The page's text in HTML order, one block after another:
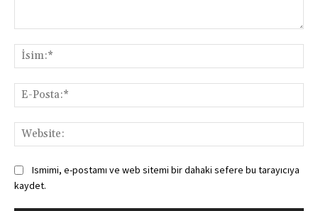
Ismimi, e-postamı ve web sitemi bir dahaki sefere bu tarayıcıya
kaydet.